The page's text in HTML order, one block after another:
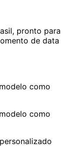
pronto para
de data
como
como